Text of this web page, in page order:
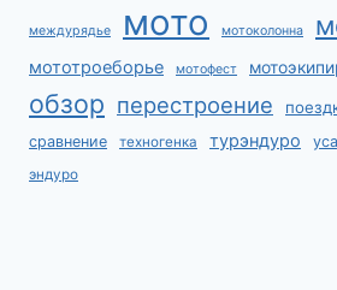
междурядье мото мотоколонна
мототроеборье мотофест
обзор перестроение
сравнение техногенка турэндуро
эндуро